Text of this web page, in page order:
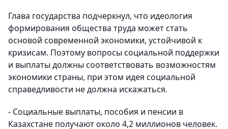
Глава государства подчеркнул, что идеология
формирования общества труда может стать
основой современной экономики, устойчивой к
кризисам. Поэтому вопросы социальной поддержки
и выплаты должны соответствовать возможностям
экономики страны, при этом идея социальной
справедливости не должна искажаться.
- Социальные выплаты, пособия и пенсии в
Казахстане получают около 4,2 миллионов человек.